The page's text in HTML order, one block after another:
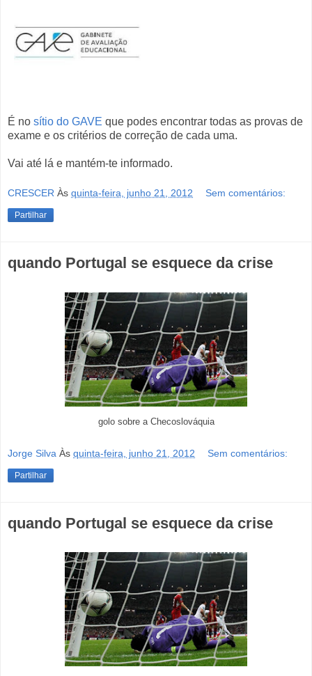
É no sítio do GAVE que podes encontrar todas as provas de
exame e os critérios de correção de cada uma.
Vai até lá e mantém-te informado.
CRESCER Às quinta-feira, junho 21, 2012 Sem comentários:
Partilhar
quando Portugal se esquece da crise
golo sobre a Checoslováquia
Jorge Silva Às quinta-feira, junho 21, 2012 Sem comentários:
Partilhar
quando Portugal se esquece da crise